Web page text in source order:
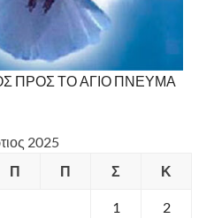
ΠΡΟΣ ΤΟ ΑΓΙΟ ΠΝΕΥΜΑ
2025
Π Π Σ Κ
1 2